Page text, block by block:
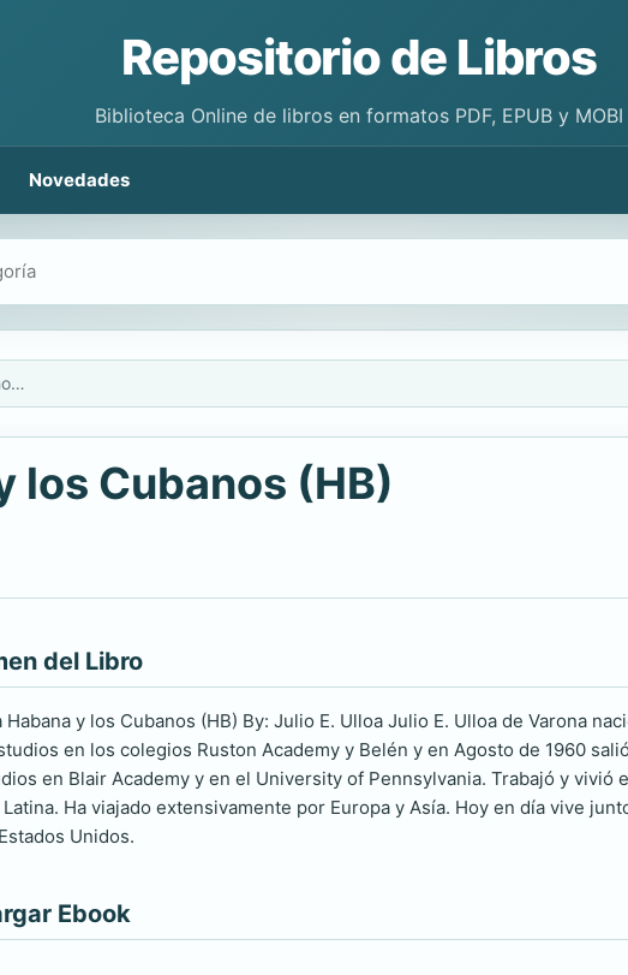
Repositorio de Libros
Biblioteca Online de libros en formatos PDF, EPUB y MOBI
Novedades
Cuba: La Habana y los Cubanos (HB)
los Cubanos (HB)
del Libro
Habana y los Cubanos (HB) By: Julio E. Ulloa Julio E. Ulloa de Varona
en los colegios Ruston Academy y Belén y en Agosto de 1960
en Blair Academy y en el University of Pennsylvania. Trabajó y vivió
Ha viajado extensivamente por Europa y Asía. Hoy en día vive
Unidos.
Ebook